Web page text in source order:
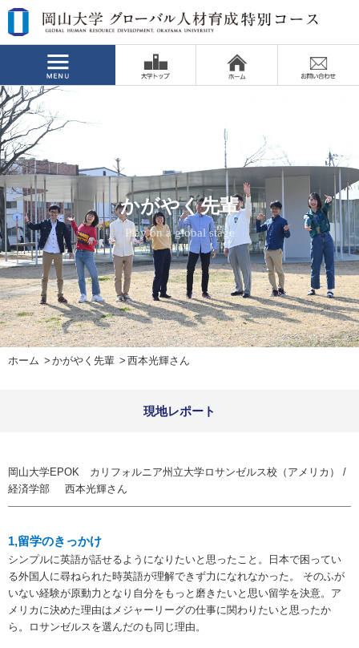
かがやく先輩
Play on a global stage
かがやく先輩
Play on a global stage
かがやく先輩
Play on a global stage
かがやく先輩
Play on a global stage
かがやく先輩
Play on a global stage
かがやく先輩
Play on a global stage
ホーム かがやく先輩 西本光輝さん
現地レポート
岡山大学EPOK カリフォルニア州立大学ロサンゼルス校（アメリカ） /
経済学部
西本光輝さん
1,留学のきっかけ
シンプルに英語が話せるようになりたいと思ったこと。日本で困ってい
る外国人に尋ねられた時英語が理解できず力になれなかった。 そのふが
いない経験が原動力となり自分をもっと磨きたいと思い留学を決意。ア
メリカに決めた理由はメジャーリーグの仕事に関わりたいと思ったか
ら。ロサンゼルスを選んだのも同じ理由。